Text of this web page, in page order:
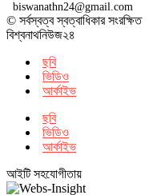
biswanathn24@gmail.com
© সর্বস্বত্ব স্বত্বাধিকার সংরক্ষিত
বিশ্বনাথনিউজ২৪
ছবি
ভিডিও
আর্কাইভ
ছবি
ভিডিও
আর্কাইভ
আইটি সহযোগীতায়